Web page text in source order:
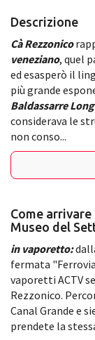
Descrizione
Cà Rezzonico
veneziano, quel
ed esasperò il
più grande
Baldassarre
considerava le
non conso...
Come arrivare
Museo del
in vaporetto:
fermata
vaporetti ACTV
Rezzonico.
Canal Grande e
prendete la